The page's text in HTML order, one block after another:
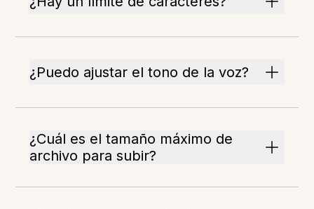
¿Puedo ajustar el tono de la voz?
¿Cuál es el tamaño máximo de
archivo para subir?